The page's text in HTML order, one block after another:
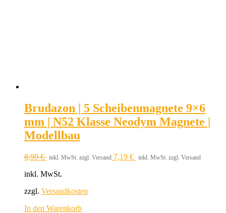
Brudazon | 5 Scheibenmagnete 9×6
mm | N52 Klasse Neodym Magnete |
Modellbau
8,99€ inkl. MwSt. zzgl. Versand 7,19 € inkl. MwSt. zzgl. Versand
inkl. MwSt.
zzgl. Versandkosten
In den Warenkorb